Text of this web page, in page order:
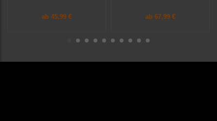
ab 45,99 € ab 67,99 €